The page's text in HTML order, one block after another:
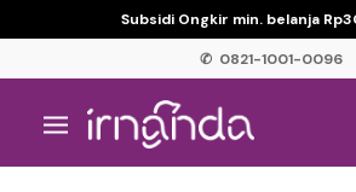
Subsidi Ongkir min. belanja
✆ 0821-1001-0096